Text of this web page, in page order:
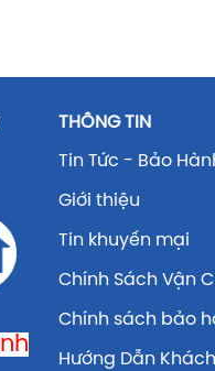
THÔNG TIN
Tin Tức - Bảo
Giới thiệu
Tin khuyến mại
Chính Sách Vận
Chính sách bảo
Hướng Dẫn